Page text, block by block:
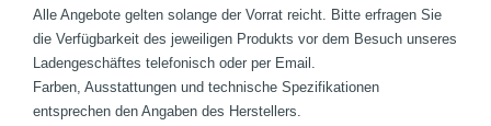
Alle Angebote gelten solange der Vorrat reicht. Bitte erfragen Sie
die Verfügbarkeit des jeweiligen Produkts vor dem Besuch unseres
Ladengeschäftes telefonisch oder per Email.
Farben, Ausstattungen und technische Spezifikationen
entsprechen den Angaben des Herstellers.